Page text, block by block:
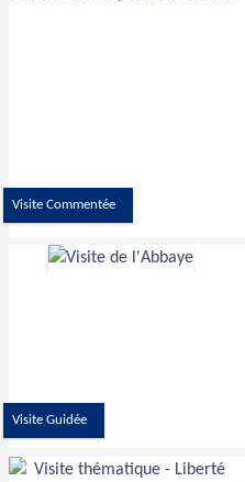
Visite Commentée
Visite Guidée